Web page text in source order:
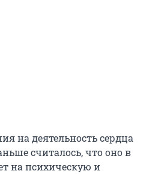
на деятельность сердца
считалось, что оно в
на психическую и